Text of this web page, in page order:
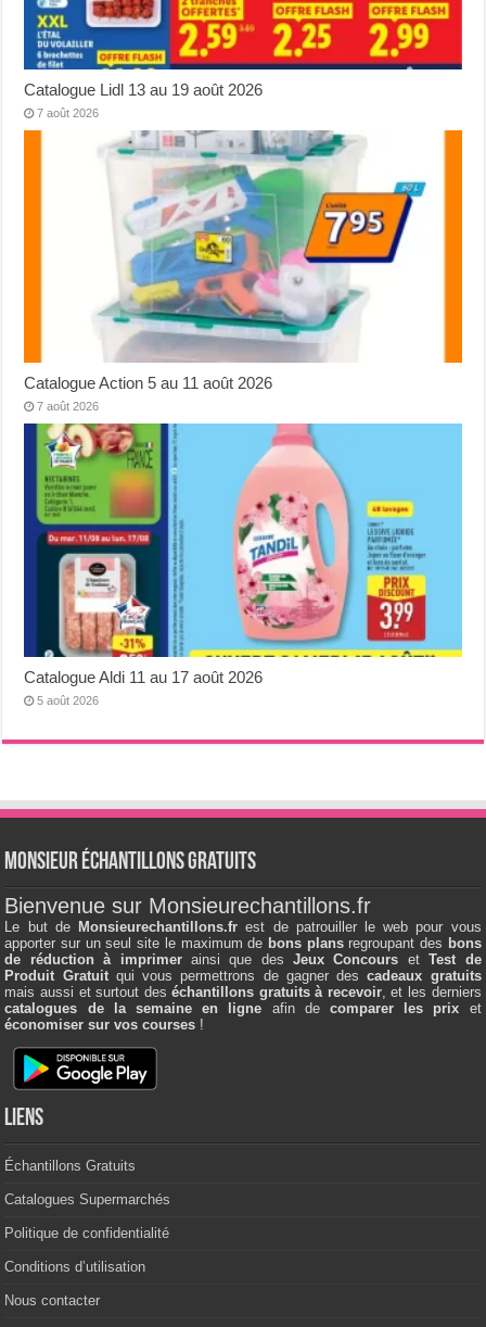
Catalogue Lidl 13 au 19 août 2026
7 août 2026
Catalogue Action 5 au 11 août 2026
7 août 2026
Catalogue Aldi 11 au 17 août 2026
5 août 2026
Monsieur échantillons Gratuits
Bienvenue sur Monsieurechantillons.fr
Le but de Monsieurechantillons.fr est de patrouiller le web pour vous
apporter sur un seul site le maximum de bons plansregroupant des bons
de réduction à imprimerainsi que desJeux Concours etTest de
Produit Gratuitqui vous permettrons de gagner descadeaux gratuits
mais aussi et surtout deséchantillons gratuits à recevoir, et les derniers
catalogues de la semaine en ligne afin de comparer les prix et
économiser sur vos courses !
Liens
Échantillons Gratuits
Catalogues Supermarchés
Politique de confidentialité
Conditions d’utilisation
Nous contacter